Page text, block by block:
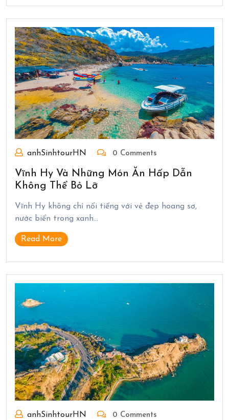
anhSinhtourHN 0 Comments
Vĩnh Hy Và Những Món Ăn Hấp Dẫn
Không Thể Bỏ Lỡ
Vĩnh Hy không chỉ nổi tiếng với vẻ đẹp hoang sơ,
nước biển trong xanh…
Read More
anhSinhtourHN 0 Comments